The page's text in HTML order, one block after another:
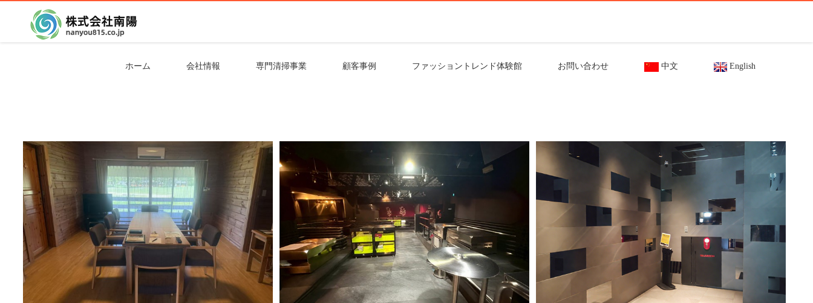
ホーム 会社情報 専門清掃事業 顧客事例 ファッショントレンド体験館 お問い合わせ 中文 English